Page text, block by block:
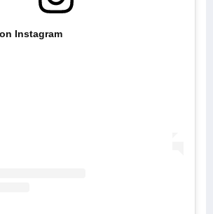
Instagram